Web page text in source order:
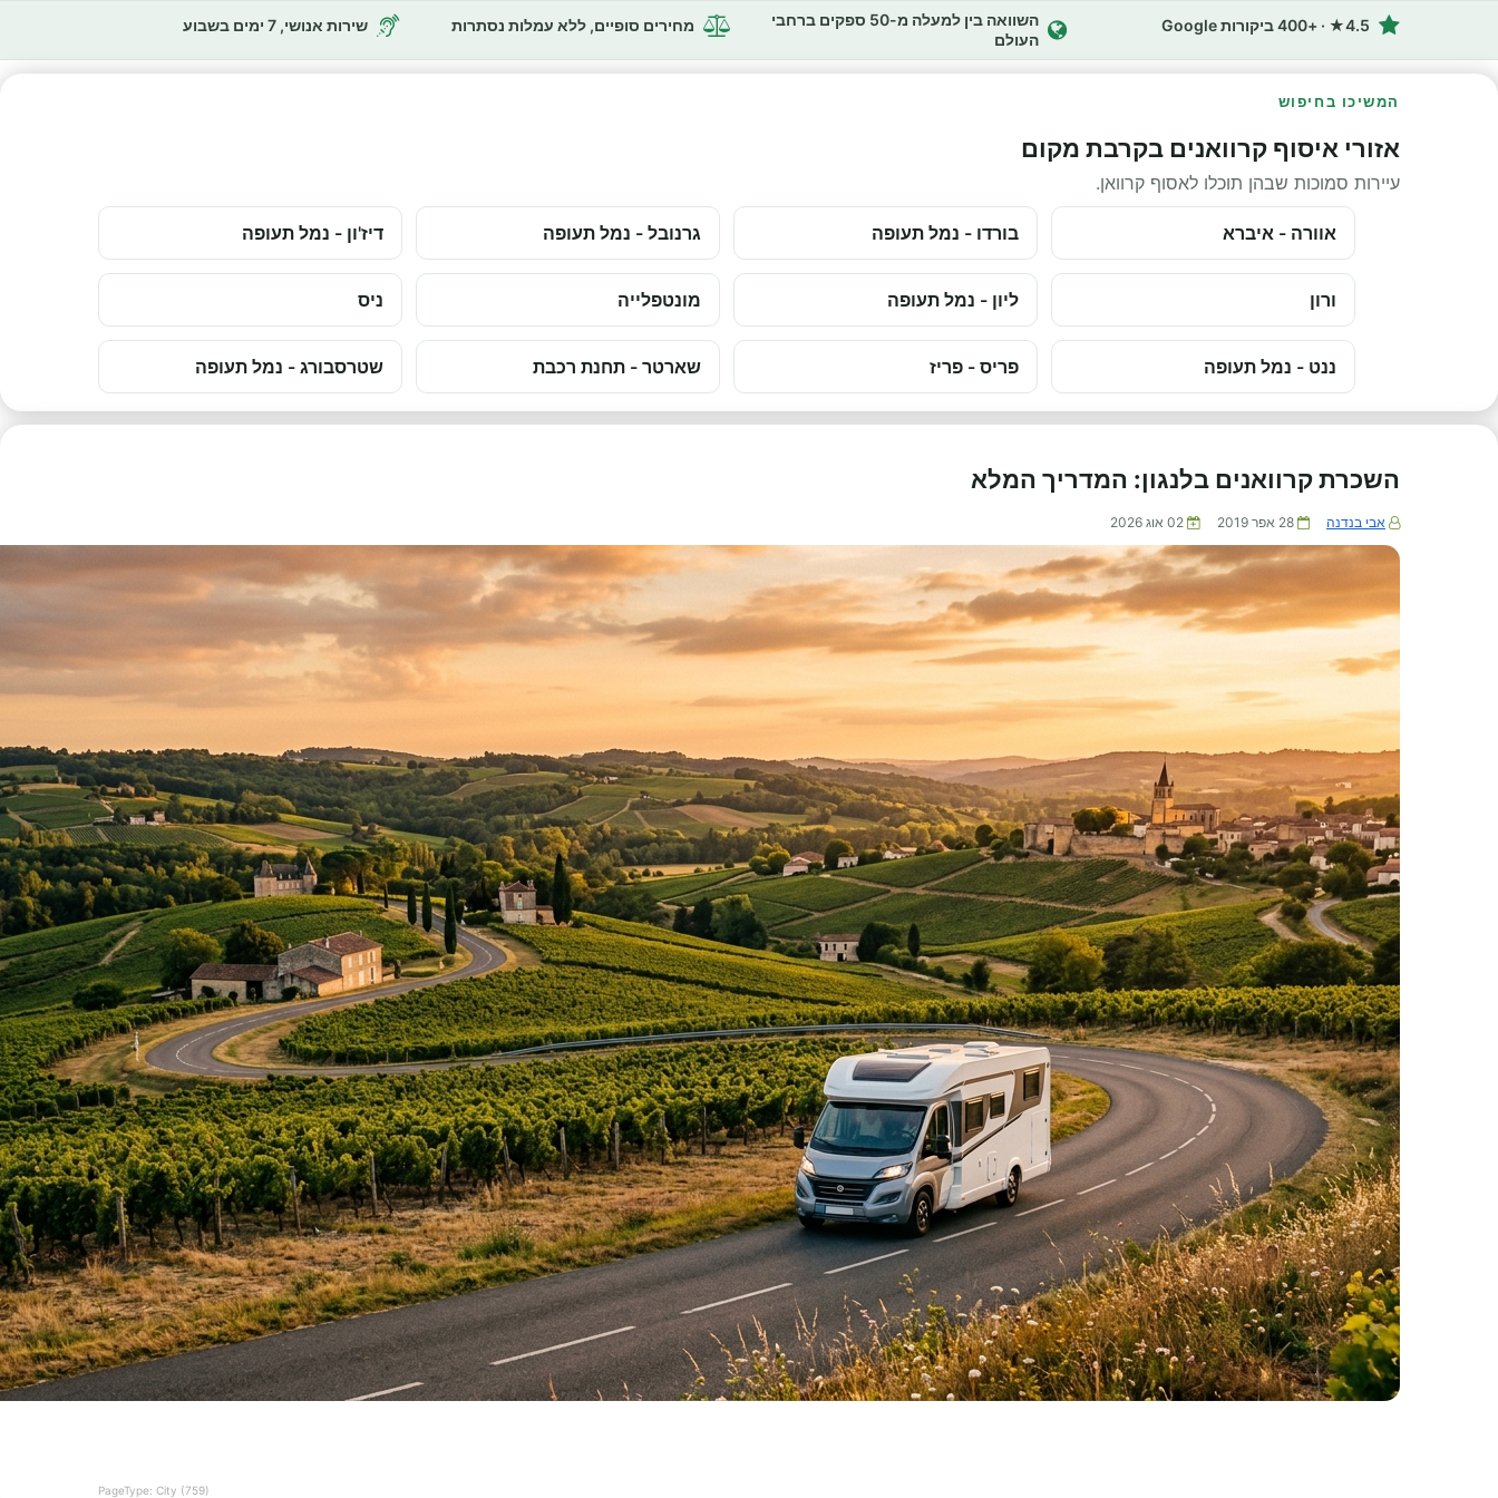
4.5★ · +400 ביקורות Google
השוואה בין למעלה מ-50 ספקים ברחבי
העולם
מחירים סופיים, ללא עמלות נסתרות שירות אנושי, 7 ימים בשבוע
המשיכו בחיפוש
אזורי איסוף קרוואנים בקרבת מקום
עיירות סמוכות שבהן תוכלו לאסוף קרוואן.
אוורה - איברא בורדו - נמל תעופה גרנובל - נמל תעופה דיז'ון - נמל תעופה
ורון ליון - נמל תעופה מונטפלייה ניס
ננט - נמל תעופה פריס - פריז שארטר - תחנת רכבת שטרסבורג - נמל תעופה
השכרת קרוואנים בלנגון: המדריך המלא
אבי בנדנה 28 אפר 2019 02 אוג 2026
PageType: City (759)